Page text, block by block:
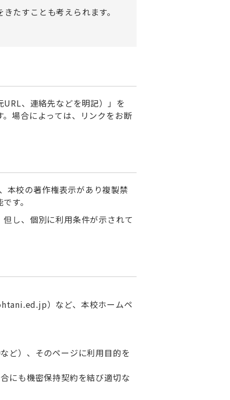
たすことも考えられます。
、連絡先などを明記）」を
場合によっては、リンクをお断
校の著作権表示があり複製禁
す。
し、個別に利用条件が示されて
）など、本校ホームペ
ど）、そのページに利用目的を
にも機密保持契約を結び適切な